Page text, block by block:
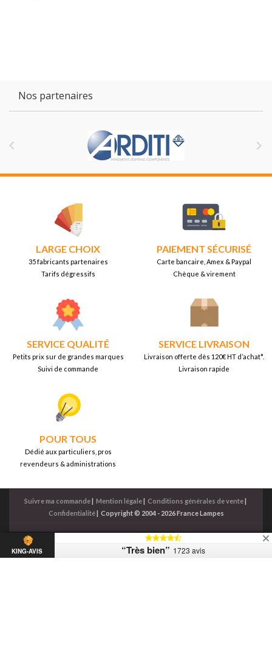
Nos partenaires
 
LARGE CHOIX
35 fabricants partenaires
Tarifs dégressifs
PAIEMENT SÉCURISÉ
Carte bancaire, Amex & Paypal
Chèque & virement
SERVICE QUALITÉ
Petits prix sur de grandes marques
Suivi de commande
SERVICE LIVRAISON
Livraison offerte dès 120€ HT d’achat*.
Livraison rapide
POUR TOUS
Dédié aux particuliers, pros
revendeurs & administrations
Suivre ma commande| Mention légale| Conditions générales de vente|
Confidentialité| Copyright © 2004 - 2026 France Lampes
KING-AVIS “Très bien” 1723 avis